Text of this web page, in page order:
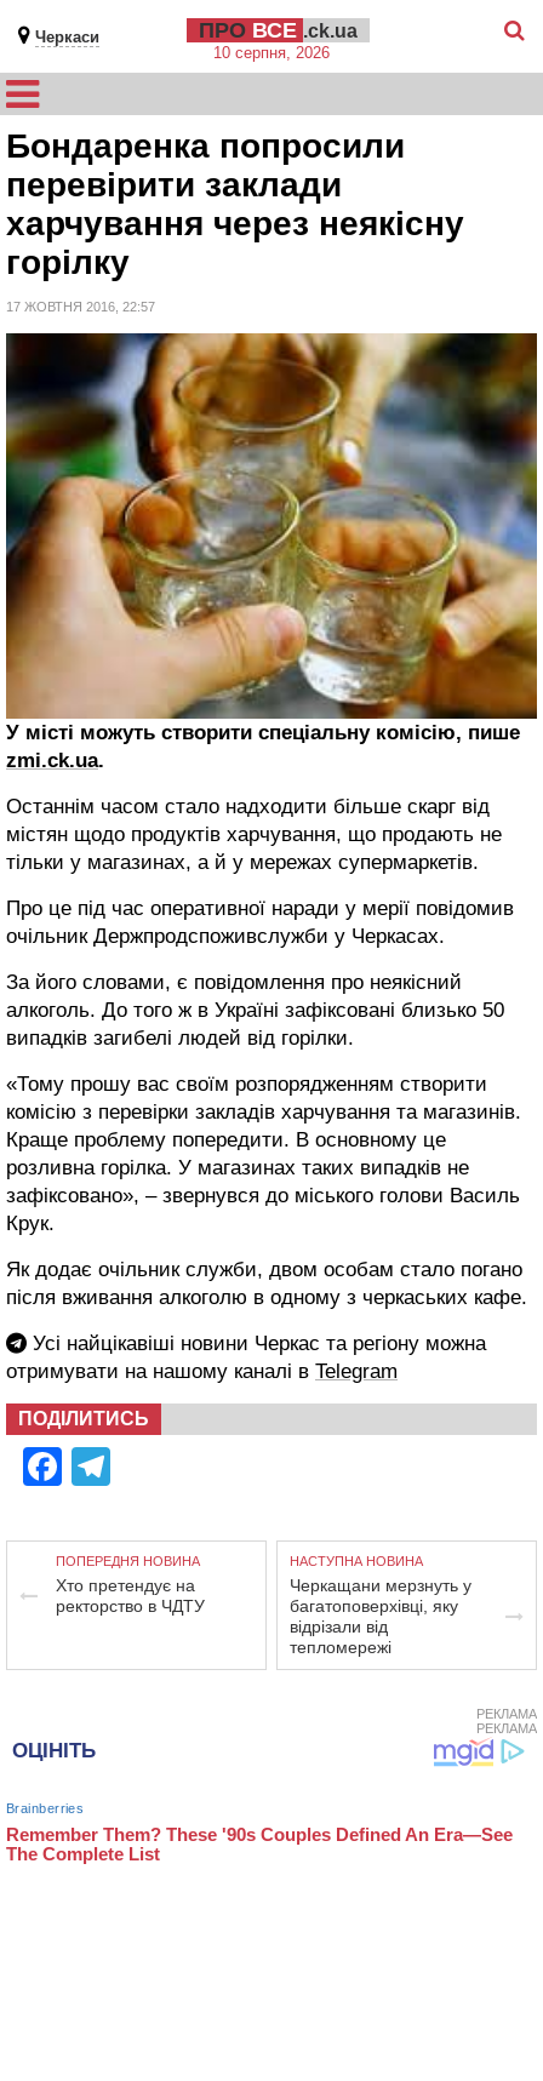
Черкаси ПРО ВСЕ .ck.ua
10 серпня, 2026
Бондаренка попросили
перевірити заклади
харчування через неякісну
горілку
17 ЖОВТНЯ 2016, 22:57
У місті можуть створити спеціальну комісію, пише
zmi.ck.ua.
Останнім часом стало надходити більше скарг від
містян щодо продуктів харчування, що продають не
тільки у магазинах, а й у мережах супермаркетів.
Про це під час оперативної наради у мерії повідомив
очільник Держпродспоживслужби у Черкасах.
За його словами, є повідомлення про неякісний
алкоголь. До того ж в Україні зафіксовані близько 50
випадків загибелі людей від горілки.
«Тому прошу вас своїм розпорядженням створити
комісію з перевірки закладів харчування та магазинів.
Краще проблему попередити. В основному це
розливна горілка. У магазинах таких випадків не
зафіксовано», – звернувся до міського голови Василь
Крук.
Як додає очільник служби, двом особам стало погано
після вживання алкоголю в одному з черкаських кафе.
Усі найцікавіші новини Черкас та регіону можна
отримувати на нашому каналі в Telegram
ПОДІЛИТИСЬ
Facebook
ПОПЕРЕДНЯ НОВИНА
Хто претендує на
ректорство в ЧДТУ
НАСТУПНА НОВИНА
Черкащани мерзнуть у
багатоповерхівці, яку
відрізали від
тепломережі
РЕКЛАМА
РЕКЛАМА